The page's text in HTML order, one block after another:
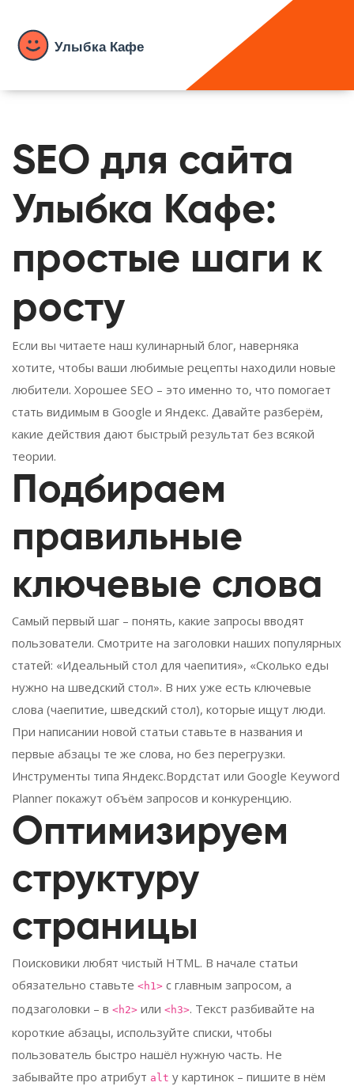
SEO для сайта
Улыбка Кафе:
простые шаги к
росту
Если вы читаете наш кулинарный блог, наверняка
хотите, чтобы ваши любимые рецепты находили новые
любители. Хорошее SEO – это именно то, что помогает
стать видимым в Google и Яндекс. Давайте разберём,
какие действия дают быстрый результат без всякой
теории.
Подбираем
правильные
ключевые слова
Самый первый шаг – понять, какие запросы вводят
пользователи. Смотрите на заголовки наших популярных
статей: «Идеальный стол для чаепития», «Сколько еды
нужно на шведский стол». В них уже есть ключевые
слова (чаепитие, шведский стол), которые ищут люди.
При написании новой статьи ставьте в названия и
первые абзацы те же слова, но без перегрузки.
Инструменты типа Яндекс.Вордстат или Google Keyword
Planner покажут объём запросов и конкуренцию.
Оптимизируем
структуру
страницы
Поисковики любят чистый HTML. В начале статьи
обязательно ставьте <h1> с главным запросом, а
подзаголовки – в <h2> или <h3>. Текст разбивайте на
короткие абзацы, используйте списки, чтобы
пользователь быстро нашёл нужную часть. Не
забывайте про атрибут alt у картинок – пишите в нём